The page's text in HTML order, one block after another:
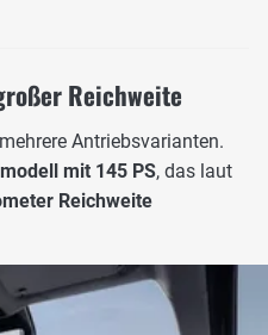
Reichweite
Antriebsvarianten.
mit 145 PS, das laut
Reichweite